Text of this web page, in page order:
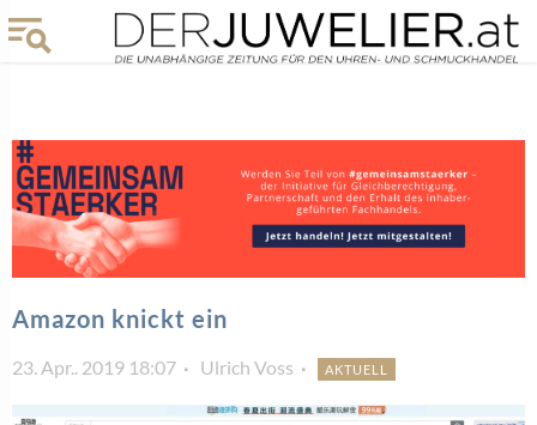
Amazon knickt ein
23. Apr.. 2019 18:07 Ulrich Voss AKTUELL